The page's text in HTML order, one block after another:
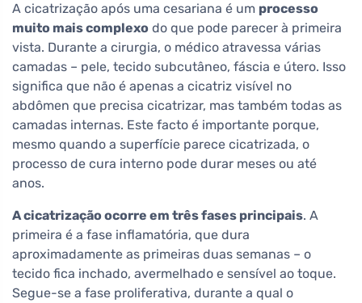
A cicatrização após uma cesariana é um processo
muito mais complexo do que pode parecer à primeira
vista. Durante a cirurgia, o médico atravessa várias
camadas – pele, tecido subcutâneo, fáscia e útero. Isso
significa que não é apenas a cicatriz visível no
abdômen que precisa cicatrizar, mas também todas as
camadas internas. Este facto é importante porque,
mesmo quando a superfície parece cicatrizada, o
processo de cura interno pode durar meses ou até
anos.
A cicatrização ocorre em três fases principais. A
primeira é a fase inflamatória, que dura
aproximadamente as primeiras duas semanas – o
tecido fica inchado, avermelhado e sensível ao toque.
Segue-se a fase proliferativa, durante a qual o